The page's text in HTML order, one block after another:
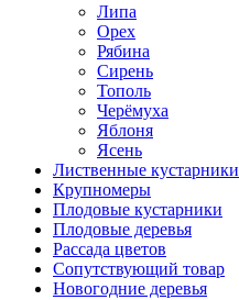
Липа
Орех
Рябина
Сирень
Тополь
Черёмуха
Яблоня
Ясень
Лиственные кустарники
Крупномеры
Плодовые кустарники
Плодовые деревья
Рассада цветов
Сопутствующий товар
Новогодние деревья